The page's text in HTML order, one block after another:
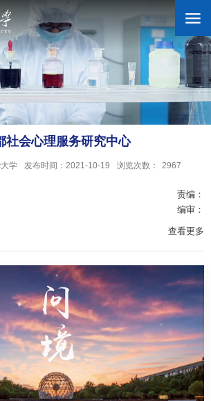
社会心理服务研究中心
学 发布时间：2021-10-19 浏览次数： 2967
责编：
编审：
查看更多